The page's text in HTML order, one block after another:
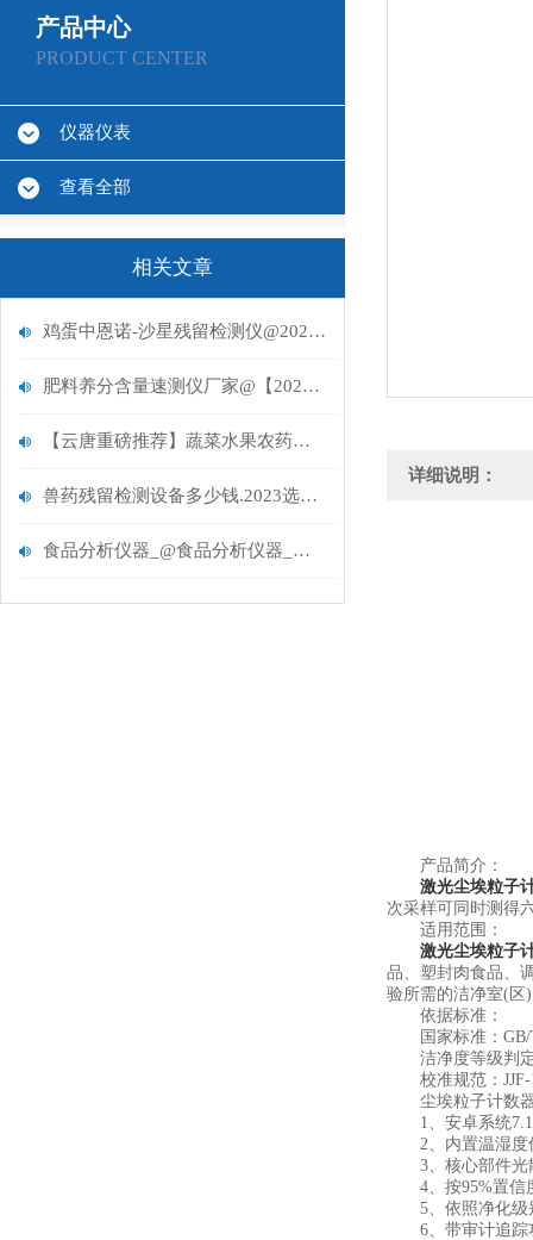
产品中心
PRODUCT CENTER
仪器仪表
查看全部
相关文章
鸡蛋中恩诺-沙星残留检测仪@2022【重磅推荐】云唐智能新款
肥料养分含量速测仪厂家@【2021产品预售分析】
【云唐重磅推荐】蔬菜水果农药残留吊白块添加剂过氧化值检验仪设备
兽药残留检测设备多少钱.2023选择云唐兽药残留检测设备
食品分析仪器_@食品分析仪器_@【食品分析仪器】
详细说明：
产品简介：
激光尘埃粒子
次采样可同时测得
适用范围：
激光尘埃粒子
品、塑封肉食品、
验所需的洁净室(区
依据标准：
国家标准：GB/
洁净度等级判定
校准规范：JJF-
尘埃粒子计数
1、安卓系统7.1
2、内置温湿度
3、核心部件光散
4、按95%置信
5、依照净化级
6、带审计追踪功